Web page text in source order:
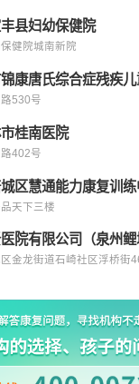
县妇幼保健院
健院城南新院
康唐氏综合症残疾
530号
桂南医院
402号
区慧通能力康复训
品天下三楼
院有限公司（泉州鲤
金龙街道石崎社区浮桥街